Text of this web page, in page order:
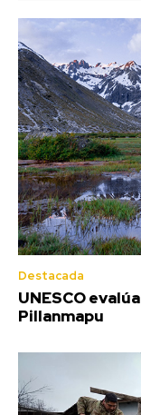
Destacada
UNESCO
Pillanmapu